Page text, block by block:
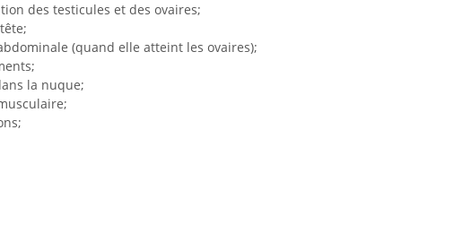
des testicules et des ovaires;
(quand elle atteint les ovaires);
la nuque;